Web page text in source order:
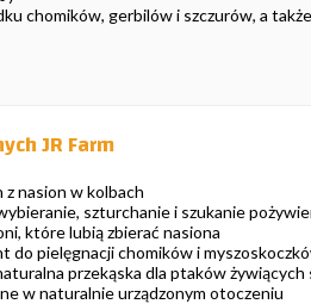
chomików, gerbilów i szczurów, a
JR Farm
nasion w kolbach
szturchanie i szukanie
które lubią zbierać nasiona
do pielęgnacji chomików i
przekąska dla ptaków żywiących
w naturalnie urządzonym otoczeniu